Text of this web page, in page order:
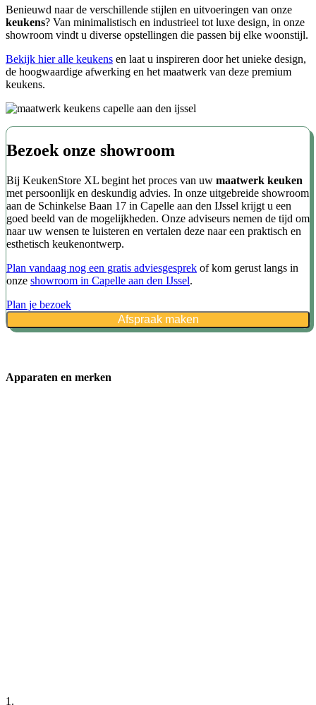
Benieuwd naar de verschillende stijlen en uitvoeringen van onze
keukens? Van minimalistisch en industrieel tot luxe design, in onze
showroom vindt u diverse opstellingen die passen bij elke woonstijl.
Bekijk hier alle keukens en laat u inspireren door het unieke design,
de hoogwaardige afwerking en het maatwerk van deze premium
keukens.
Bezoek onze showroom
Bij KeukenStore XL begint het proces van uw maatwerk keuken
met persoonlijk en deskundig advies. In onze uitgebreide showroom
aan de Schinkelse Baan 17 in Capelle aan den IJssel krijgt u een
goed beeld van de mogelijkheden. Onze adviseurs nemen de tijd om
naar uw wensen te luisteren en vertalen deze naar een praktisch en
esthetisch keukenontwerp.
Plan vandaag nog een gratis adviesgesprek of kom gerust langs in
onze showroom in Capelle aan den IJssel.
Plan je bezoek
Afspraak maken
Apparaten en merken
1.